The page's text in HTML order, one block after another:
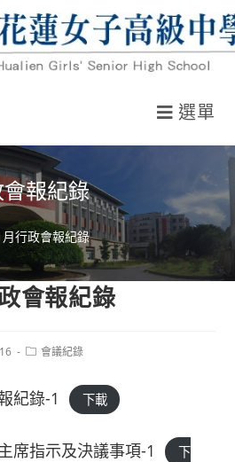
選單
報紀錄
行政會報紀錄
會報紀錄
Post會議紀錄
紀錄-1 下載
席指示及決議事項-1
下